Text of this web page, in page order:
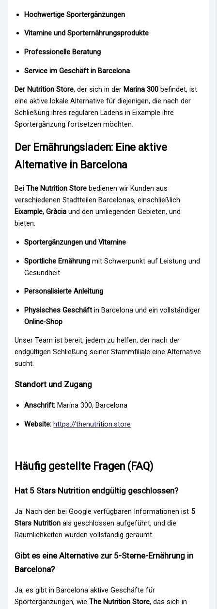
Hochwertige Sportergänzungen
Vitamine und Sporternährungsprodukte
Professionelle Beratung
Service im Geschäft in Barcelona
Der Nutrition Store, der sich in derMarina 300 befindet, ist
eine aktive lokale Alternative für diejenigen, die nach der
Schließung ihres regulären Ladens in Eixample ihre
Sportergänzung fortsetzen möchten.
Der Ernährungsladen: Eine aktive
Alternative in Barcelona
BeiThe Nutrition Store bedienen wir Kunden aus
verschiedenen Stadtteilen Barcelonas, einschließlich
Eixample, Gràcia und den umliegenden Gebieten, und
bieten:
Sportergänzungen und Vitamine
Sportliche Ernährung mit Schwerpunkt auf Leistung und
Gesundheit
Personalisierte Anleitung
Physisches Geschäftin Barcelona und ein vollständiger
Online-Shop
Unser Team ist bereit, jedem zu helfen, der nach der
endgültigen Schließung seiner Stammfiliale eine Alternative
sucht.
Standort und Zugang
Anschrift: Marina 300, Barcelona
Website: https://thenutrition.store
Häufig gestellte Fragen (FAQ)
Hat 5 Stars Nutrition endgültig geschlossen?
Ja. Nach den bei Google verfügbaren Informationen ist 5
Stars Nutrition als geschlossen aufgeführt, und die
Räumlichkeiten wurden vollständig geräumt.
Gibt es eine Alternative zur 5-Sterne-Ernährung in
Barcelona?
Ja, es gibt in Barcelona aktive Geschäfte für
Sportergänzungen, wieThe Nutrition Store, das sich in